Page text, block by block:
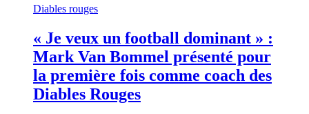
Diables rouges
« Je veux un football dominant » :
Mark Van Bommel présenté pour
la première fois comme coach des
Diables Rouges